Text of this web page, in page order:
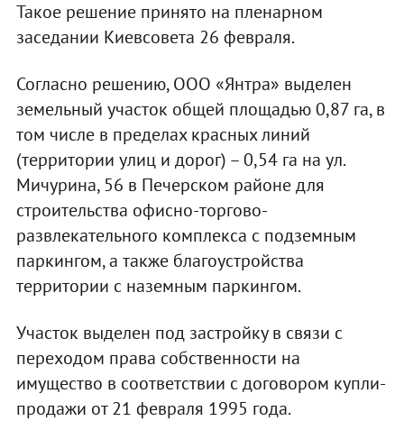
Такое решение принято на пленарном
заседании Киевсовета 26 февраля.
Согласно решению, ООО «Янтра» выделен
земельный участок общей площадью 0,87 га, в
том числе в пределах красных линий
(территории улиц и дорог) – 0,54 га на ул.
Мичурина, 56 в Печерском районе для
строительства офисно-торгово-
развлекательного комплекса с подземным
паркингом, а также благоустройства
территории с наземным паркингом.
Участок выделен под застройку в связи с
переходом права собственности на
имущество в соответствии с договором купли-
продажи от 21 февраля 1995 года.